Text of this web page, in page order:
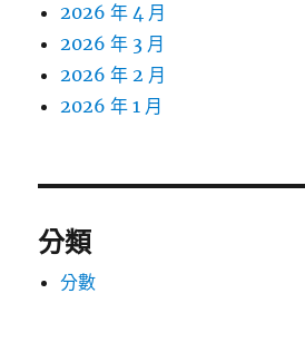
2026 年 4 月
2026 年 3 月
2026 年 2 月
2026 年 1 月
分類
分數